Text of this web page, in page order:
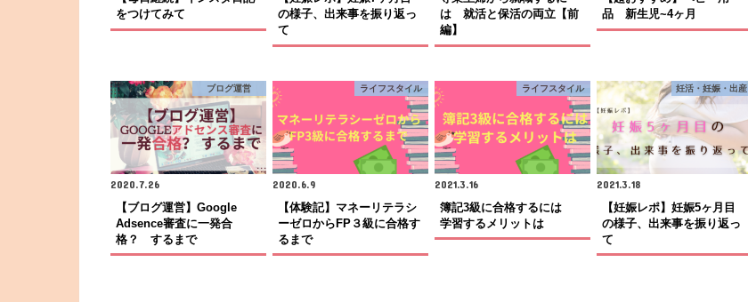
をつけてみて
の様子、出来事を振り返っ
て
は 就活と保活の両立【前
編】
品 新生児~4ヶ月
ブログ運営
2020.7.26
【ブログ運営】Google
Adsence審査に一発合
格？ するまで
ライフスタイル
2020.6.9
【体験記】マネーリテラシ
ーゼロからFP３級に合格す
るまで
ライフスタイル
2021.3.16
簿記3級に合格するには
学習するメリットは
妊活・妊娠・出産
2021.3.18
【妊娠レポ】妊娠5ヶ月目
の様子、出来事を振り返っ
て